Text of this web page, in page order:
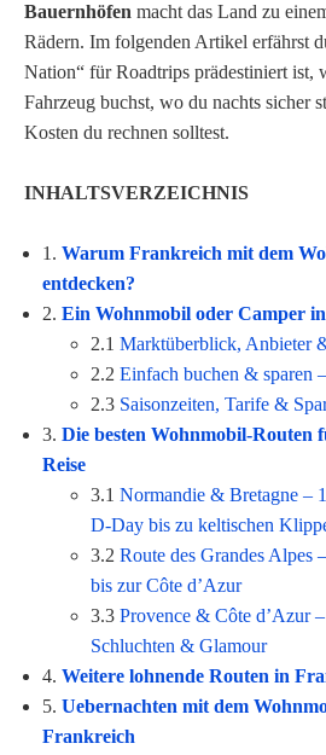
Bauernhöfen macht das Land zu
Rädern. Im folgenden Artikel erfährst
Nation“ für Roadtrips prädestiniert ist,
Fahrzeug buchst, wo du nachts sicher
Kosten du rechnen solltest.
INHALTSVERZEICHNIS
1. Warum Frankreich mit dem
entdecken?
2. Ein Wohnmobil oder Camper
2.1 Marktüberblick, Anbieter
2.2 Einfach buchen & sparen –
2.3 Saisonzeiten, Tarife &
3. Die besten Wohnmobil-Routen
Reise
3.1 Normandie & Bretagne –
D-Day bis zu keltischen
3.2 Route des Grandes Alpes
bis zur Côte d’Azur
3.3 Provence & Côte d’Azur
Schluchten & Glamour
4. Weitere lohnende Routen in
5. Uebernachten mit dem
Frankreich